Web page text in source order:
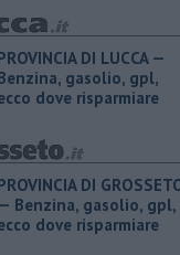
DI LUCCA —
gasolio, gpl,
dove risparmiare
DI
— ​Benzina, gasolio, gpl,
dove risparmiare